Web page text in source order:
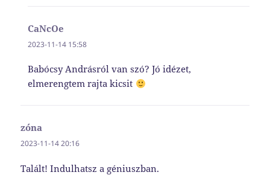
CaNcOe
2023-11-14 15:58
Babócsy Andrásról van szó? Jó idézet,
elmerengtem rajta kicsit
zóna
2023-11-14 20:16
Talált! Indulhatsz a géniuszban.